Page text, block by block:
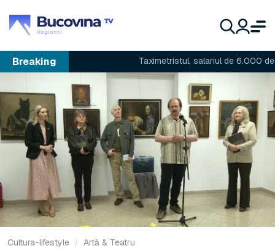
Breaking Taximetristul, salariul de 6.000 de lei
Cultura-lifestyle Artă & Teatru